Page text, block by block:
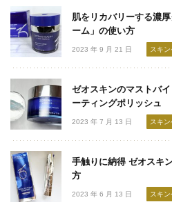
肌をリカバリーする濃
ーム」の使い方
2023 年 9 月 21 日 スキン
ゼオスキンのマストバ
ーティングポリッシュ
2023 年 7 月 13 日 スキン
手触りに納得 ゼオスキ
方
2023 年 6 月 13 日 スキン